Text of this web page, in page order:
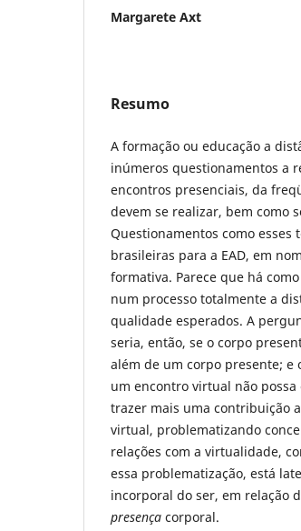
Margarete Axt
Resumo
A formação ou educação a
inúmeros questionamentos a
encontros presenciais, da
devem se realizar, bem como
Questionamentos como
brasileiras para a EAD, em
formativa. Parece que há
num processo totalmente a
qualidade esperados. A
seria, então, se o corpo
além de um corpo presente;
um encontro virtual não
trazer mais uma contribuição
virtual, problematizando
relações com a virtualidade,
essa problematização, está
incorporal do ser, em relação
presença corporal.